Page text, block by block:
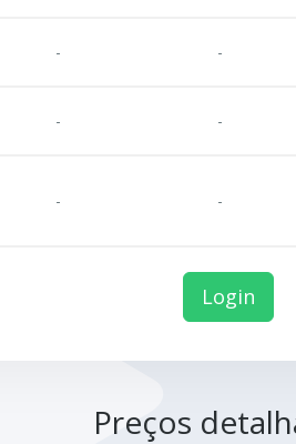
- -
- -
- -
Login
Preços